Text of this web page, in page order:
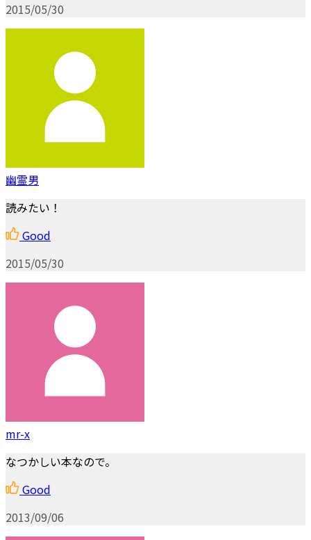
2015/05/30
幽霊男
読みたい！
Good
2015/05/30
mr-x
なつかしい本なので。
Good
2013/09/06